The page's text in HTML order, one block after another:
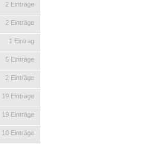
2 Einträge
2 Einträge
1 Eintrag
5 Einträge
2 Einträge
19 Einträge
19 Einträge
10 Einträge